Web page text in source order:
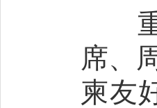
重
席、
柬友